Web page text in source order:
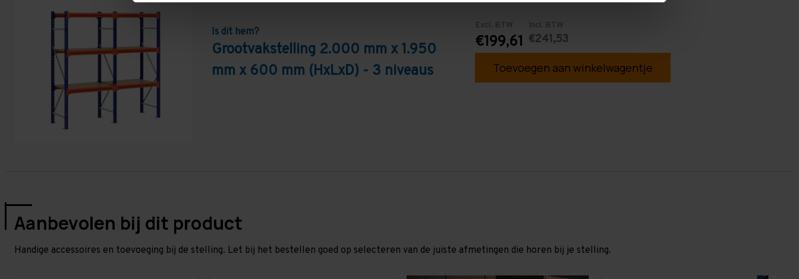
Is dit hem?
Grootvakstelling 2.000 mm x 1.950
mm x 600 mm (HxLxD) - 3 niveaus
Excl. BTW
€199,61
Incl. BTW
€241,53
Toevoegen aan winkelwagentje
Aanbevolen bij dit product
Handige accessoires en toevoeging bij de stelling. Let bij het bestellen goed op selecteren van de juiste afmetingen die horen bij je stelling.